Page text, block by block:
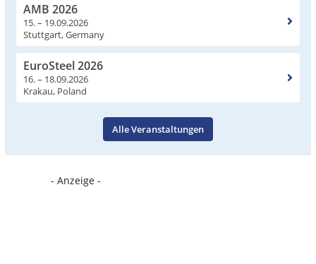
AMB 2026
15. – 19.09.2026
Stuttgart, Germany
EuroSteel 2026
16. – 18.09.2026
Krakau, Poland
Alle Veranstaltungen
- Anzeige -